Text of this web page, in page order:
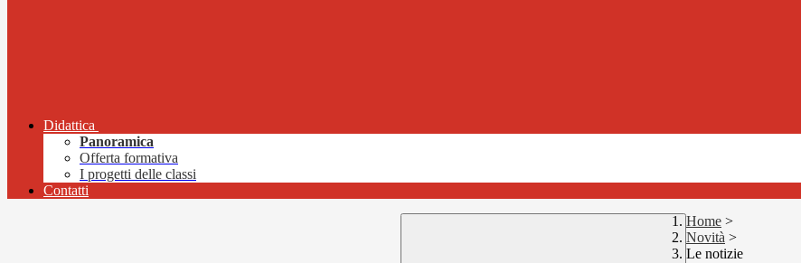
Didattica
Panoramica
Offerta formativa
I progetti delle classi
Contatti
Home >
Novità >
Le notizie